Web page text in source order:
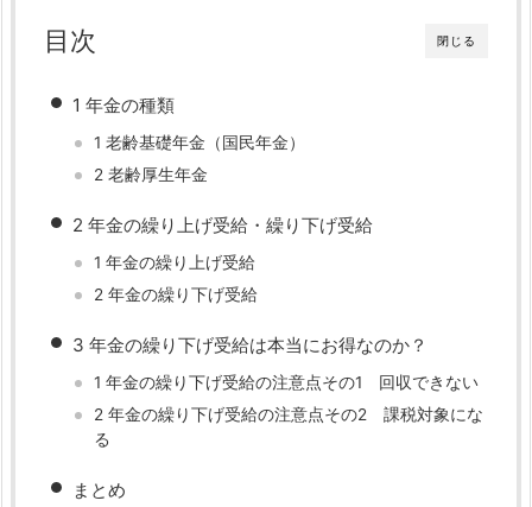
閉じる
目次
1 年金の種類
1 老齢基礎年金（国民年金）
2 老齢厚生年金
2 年金の繰り上げ受給・繰り下げ受給
1 年金の繰り上げ受給
2 年金の繰り下げ受給
3 年金の繰り下げ受給は本当にお得なのか？
1 年金の繰り下げ受給の注意点その1 回収できない
2 年金の繰り下げ受給の注意点その2 課税対象にな
る
まとめ